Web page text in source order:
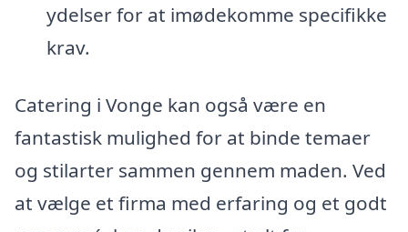
ydelser for at imødekomme specifikke
krav.
Catering i Vonge kan også være en
fantastisk mulighed for at binde temaer
og stilarter sammen gennem maden. Ved
at vælge et firma med erfaring og et godt